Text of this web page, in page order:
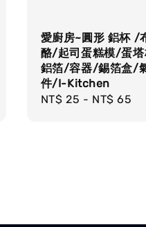
愛廚房~圓形 鋁杯 /
酪/起司蛋糕模/蛋
鋁箔/容器/錫箔盒/
件/I-Kitchen
Regular
NT$ 25 - NT$ 65